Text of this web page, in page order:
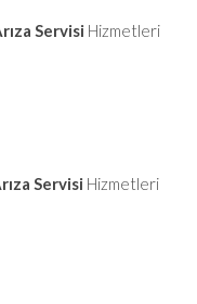
Servisi Hizmetleri
Servisi Hizmetleri